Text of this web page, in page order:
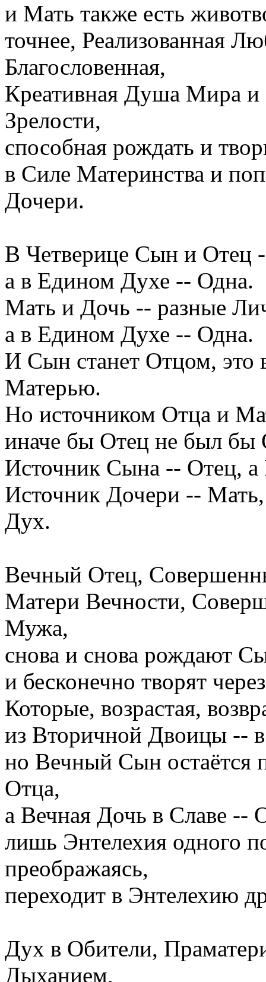
и Мать также есть
точнее, Реализованная
Благословенная,
Креативная Душа Мира и
Зрелости,
способная рождать и
в Силе Материнства и
Дочери.
В Четверице Сын и Отец
а в Едином Духе -- Одна.
Мать и Дочь -- разные
а в Едином Духе -- Одна.
И Сын станет Отцом, это
Матерью.
Но источником Отца и
иначе бы Отец не был
Источник Сына -- Отец,
Источник Дочери --
Дух.
Вечный Отец,
Матери Вечности,
Мужа,
снова и снова рождают
и бесконечно творят
Которые, возрастая,
из Вторичной Двоицы --
но Вечный Сын остаётся
Отца,
а Вечная Дочь в Славе
лишь Энтелехия одного
преображаясь,
переходит в Энтелехию
Дух в Обители,
Дыханием,